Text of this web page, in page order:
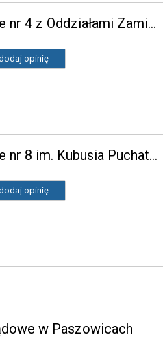
Przedszkole Publiczne nr 4 z Oddziałami Zamiejscowymi przy ul. Dmowskiego 5
opinię
Przedszkole Publiczne nr 8 im. Kubusia Puchatka w Jaworze
opinię
w Paszowicach